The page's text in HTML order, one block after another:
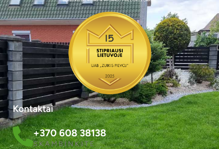
Kontaktai
+370 608 38138
SKAMBINKITE